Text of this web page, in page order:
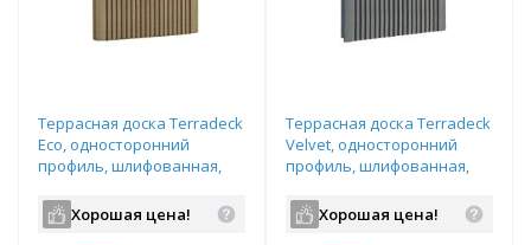
Террасная доска Terradeck
Eco, односторонний
профиль, шлифованная,
цвет: натуральный
Хорошая цена!
Террасная доска Terradeck
Velvet, односторонний
профиль, шлифованная,
цвет: серый
Хорошая цена!